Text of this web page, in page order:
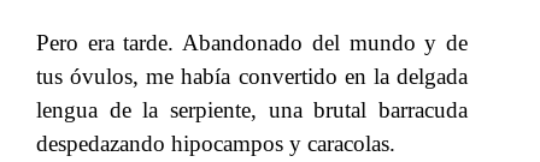
Pero era tarde. Abandonado del mundo y de
tus óvulos, me había convertido en la delgada
lengua de la serpiente, una brutal barracuda
despedazando hipocampos y caracolas.